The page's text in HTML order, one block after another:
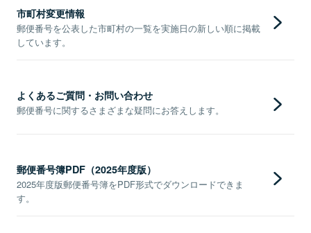
市町村変更情報
郵便番号を公表した市町村の一覧を実施日の新しい順に掲載
しています。
よくあるご質問・お問い合わせ
郵便番号に関するさまざまな疑問にお答えします。
郵便番号簿PDF（2025年度版）
2025年度版郵便番号簿をPDF形式でダウンロードできま
す。